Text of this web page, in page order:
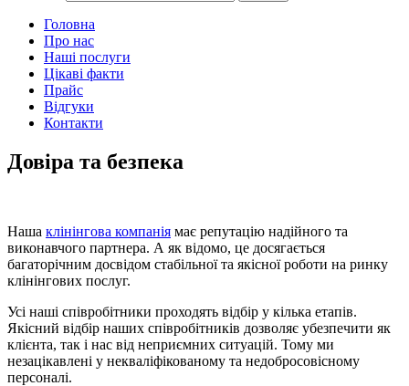
Головна
Про нас
Наші послуги
Цікаві факти
Прайс
Відгуки
Контакти
Довіра та безпека
Наша клінінгова компанія має репутацію надійного та
виконавчого партнера. А як відомо, це досягається
багаторічним досвідом стабільної та якісної роботи на ринку
клінінгових послуг.
Усі наші співробітники проходять відбір у кілька етапів.
Якісний відбір наших співробітників дозволяє убезпечити як
клієнта, так і нас від неприємних ситуацій. Тому ми
незацікавлені у некваліфікованому та недобросовісному
персоналі.